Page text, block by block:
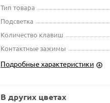
Тип товара
Подсветка
Количество клавиш
Контактные зажимы
Подробные характеристики
В других цветах